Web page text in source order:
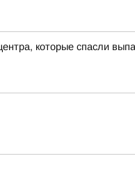
которые спасли